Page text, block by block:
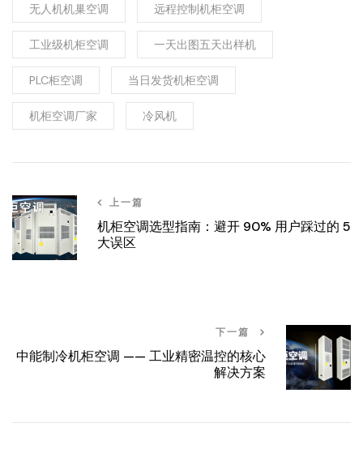
无人机机巢空调 远程控制机柜空调
工业级机柜空调 一天出图五天出样机
PLC柜空调 当日发货机柜空调
机柜空调厂家 冷风机
上一篇
机柜空调选型指南：避开 90% 用户踩过的 5
大误区
下一篇
中能制冷机柜空调 —— 工业精密温控的核心
解决方案